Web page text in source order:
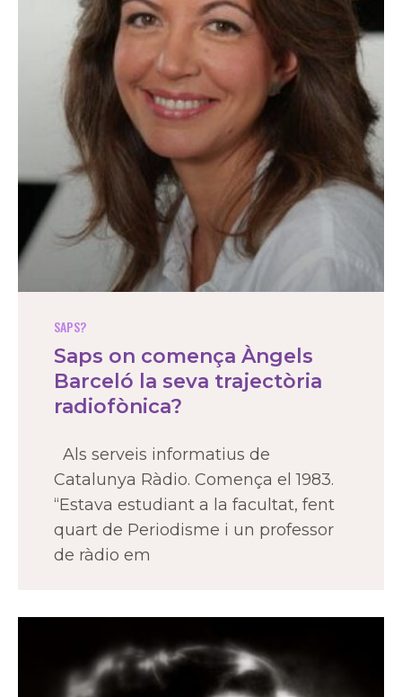
SAPS?
Saps on comença Àngels
Barceló la seva trajectòria
radiofònica?
Als serveis informatius de
Catalunya Ràdio. Comença el 1983.
“Estava estudiant a la facultat, fent
quart de Periodisme i un professor
de ràdio em